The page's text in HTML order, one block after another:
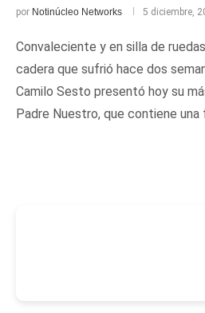
por Notinúcleo Networks 5 diciembre,
Convaleciente y en silla de
cadera que sufrió hace dos
Camilo Sesto presentó hoy su
Padre Nuestro, que contiene una